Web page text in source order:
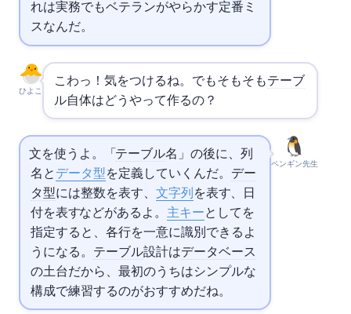
れは実務でもベテランがやらかす定番ミ
スなんだ。
ひよこ
こわっ！気をつけるね。でもそもそもテーブ
ル自体はどうやって作るの？
ペンギン先生
CREATE TABLE文を使うよ。「CREATE TABLE テーブル名」の後に、列
名と データ型を定義していくんだ。 デー
タ型には整数を表すINTEGER、 文字列 を表すVARCHAR、日
付を表すDATEなどがあるよ。 主キーとしてPRIMARY KEYを
指定すると、各行を一意に識別できるよ
うになる。 テーブル設計はデータベース
の土台だから、最初のうちはシンプルな
構成で練習するのがおすすめだね。